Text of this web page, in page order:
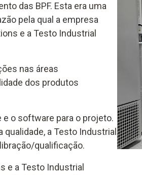
das BPF. Esta era uma
pela qual a empresa
e a Testo Industrial
nas áreas
dos produtos
o software para o projeto.
a Testo Industrial
qualificação.
e a Testo Industrial